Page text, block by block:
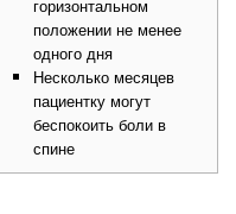
горизонтальном
положении не менее
одного дня
Несколько месяцев
пациентку могут
беспокоить боли в
спине